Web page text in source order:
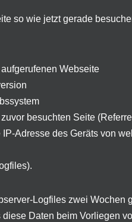
so wie jetzt gerade
Webseite
besuchten Seite
Adresse des Geräts von
Logfiles zwei
Daten beim Vorliegen